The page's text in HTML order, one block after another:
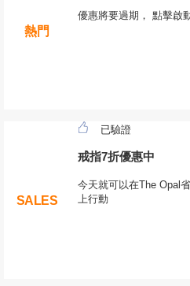
熱門
優惠將要過期， 點擊啟
SALES
已驗證
戒指7折優惠中
今天就可以在The Opal
上行動